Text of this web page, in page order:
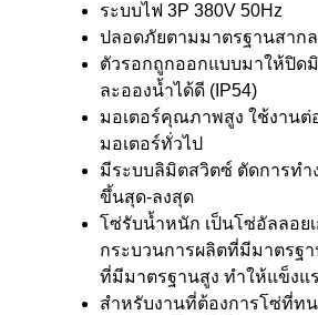
ระบบไฟ 3P 380V 50Hz
ปลอดภัยตามมาตรฐานสากล
ตัวรอกถูกออกแบบมาให้ปิด
ละอองน้ำได้ดี (IP54)
มอเตอร์คุณภาพสูง ใช้งานต่
มอเตอร์ทั่วไป
มีระบบลิมิตสวิตซ์ ตัดการทำ
ขึ้นสุด-ลงสุด
โซ่รับน้ำหนัก เป็นโซ่อัลลอย
กระบวนการผลิตที่มีมาตรฐ
ที่มีมาตรฐานสูง ทำให้แข็งแ
สำหรับงานที่ต้องการโซ่ที่ท